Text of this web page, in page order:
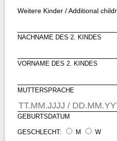
Weitere Kinder / Additional
NACHNAME DES 2. KINDES
VORNAME DES 2. KINDES
MUTTERSPRACHE
GEBURTSDATUM
GESCHLECHT: M W